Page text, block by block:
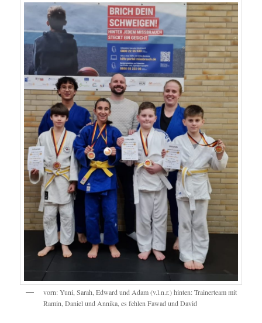
vorn: Yuni, Sarah, Edward und Adam (v.l.n.r.) hinten: Trainerteam mit
Ramin, Daniel und Annika, es fehlen Fawad und David